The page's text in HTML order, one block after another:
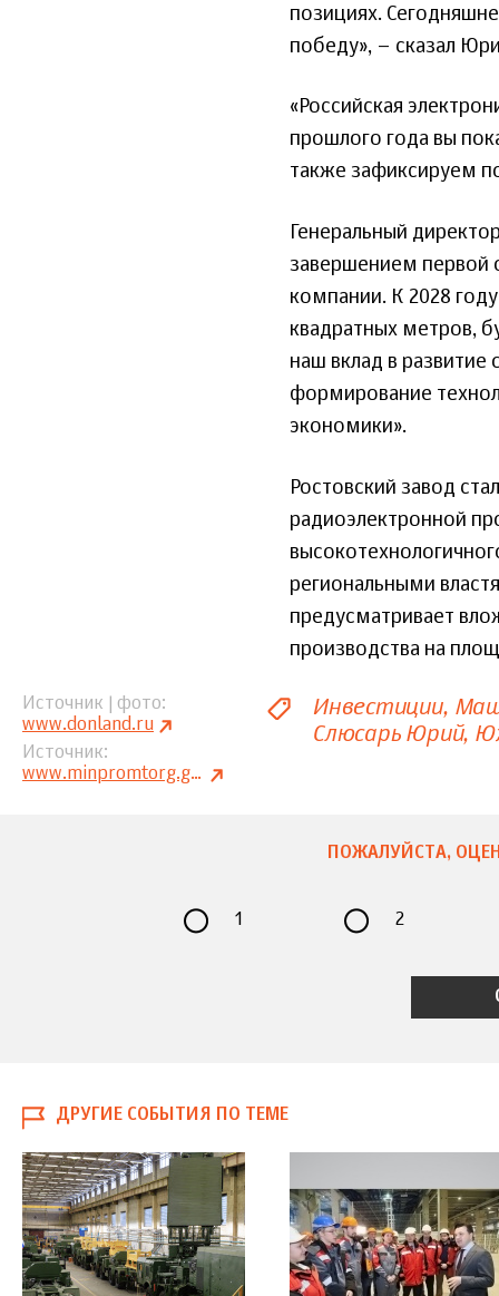
позициях.
победу», – сказал
«Российская
прошлого года вы
также зафиксируем
Генеральный
завершением первой
компании. К 2028
квадратных метров,
наш вклад в
формирование
экономики».
Ростовский завод
радиоэлектронной
региональными
предусматривает
производства на
Источник | фото
www.donland.ru
Источник
www.minpromtorg.gov.ru
Инвестиции
Слюсарь Юрий
ПОЖАЛУЙСТА,
1 2
ДРУГИЕ СОБЫТИЯ ПО ТЕМЕ